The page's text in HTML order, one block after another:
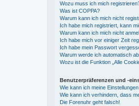
Wozu muss ich mich
Was ist COPPA?
Warum kann ich mich nicht
Ich habe mich registriert, kann
Warum kann ich mich nicht
Ich habe mich vor einiger Zeit
Ich habe mein Passwort
Warum werde ich automatisch
Wozu ist die Funktion „Alle
Benutzerpräferenzen und -
Wie kann ich meine
Wie kann ich verhindern, dass
Die Forenuhr geht falsch!